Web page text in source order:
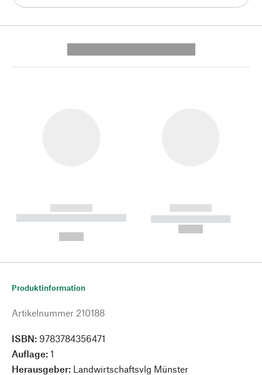
------------
----------- ----------- --------
------------
----------- -----------
Produktinformation
Artikelnummer 210188
ISBN: 9783784356471
Auflage: 1
Herausgeber: Landwirtschaftsvlg Münster